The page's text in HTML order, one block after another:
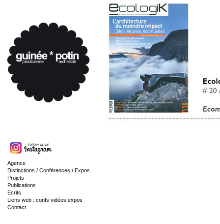
Agence
Distinctions / Conférences / Expos
Projets
Publications
Ecrits
Liens web : confs vidéos expos
Contact